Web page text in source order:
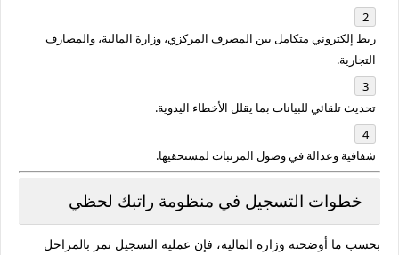
ربط إلكتروني متكامل بين المصرف المركزي، وزارة المالية، والمصارف
التجارية.
تحديث تلقائي للبيانات بما يقلل الأخطاء اليدوية.
شفافية وعدالة في وصول المرتبات لمستحقيها.
خطوات التسجيل في منظومة راتبك لحظي
بحسب ما أوضحته وزارة المالية، فإن عملية التسجيل تمر بالمراحل